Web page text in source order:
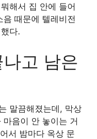
해서 집 안에 들어
때문에 텔레비전
다.
고 남은
말끔해졌는데, 막상
음이 안 놓이는 거
서 밤마다 옥상 문